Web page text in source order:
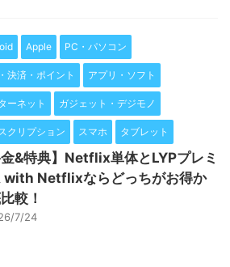
Apple PC・パソコン
決済・ポイント アプリ・ソフト
ーネット ガジェット・デジモノ
クリプション スマホ タブレット
金&特典】Netflix単体とLYPプレミ
with Netflixならどっちがお得か
較！
7/24